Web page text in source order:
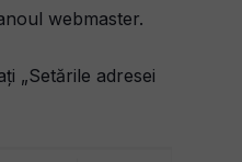
webmaster.
„Setările adresei